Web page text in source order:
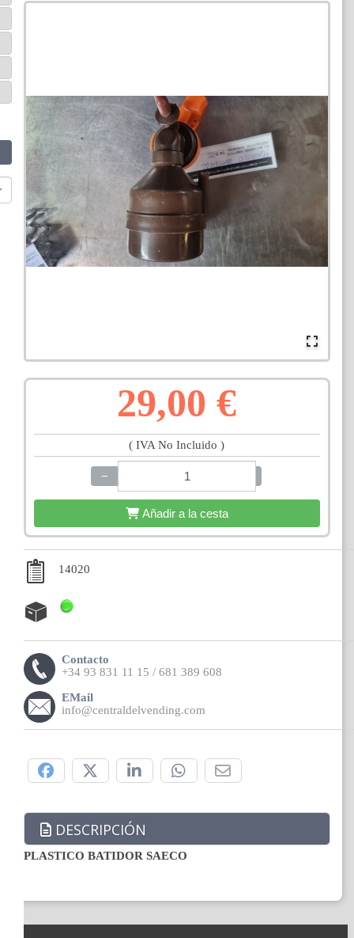
29,00 €
( IVA No Incluido )
−
Añadir a la cesta
14020
Contacto
+34 93 831 11 15 / 681 389 608
EMail
info@centraldelvending.com
DESCRIPCIÓN
PLASTICO BATIDOR SAECO